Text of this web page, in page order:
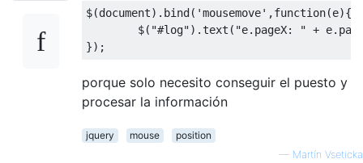
$(document). bind( 'mousemove' ,function(e){
        $
( "#log").text ( "e.pageX: " + e.
});
porque solo necesito conseguir el puesto y
procesar la información
jquery mouse
position
— Martín Vseticka